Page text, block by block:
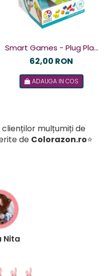
Smart Games - Plug Play
Puzzler, joc de logica cu
romana
62,00 RON
ADAUGA IN COS
clienților mulțumiți de
de Colorazon.ro⭐
Nita